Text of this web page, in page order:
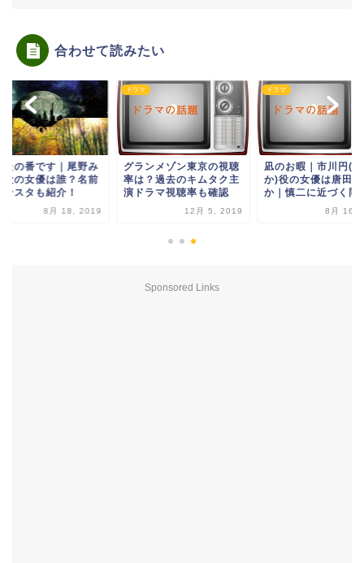
合わせて読みたい
たの番です｜尾野み
役の女優は誰？名前
ンスタも紹介！
8月 18, 2019
ドラマ
グランメゾン東京の視聴
率は？過去のキムタク主
演ドラマ視聴率も確認
12月 5, 2019
ドラマ
凪のお暇｜市川円(
か)役の女優は唐田
か｜慎二に近づく同
8月 16,
Sponsored Links